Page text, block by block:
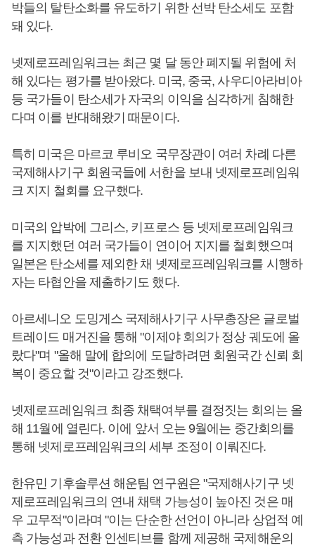
박들의 탈탄소화를 유도하기 위한 선박 탄소세도 포함
돼 있다.
넷제로프레임워크는 최근 몇 달 동안 폐지될 위험에 처
해 있다는 평가를 받아왔다. 미국, 중국, 사우디아라비아
등 국가들이 탄소세가 자국의 이익을 심각하게 침해한
다며 이를 반대해왔기 때문이다.
특히 미국은 마르코 루비오 국무장관이 여러 차례 다른
국제해사기구 회원국들에 서한을 보내 넷제로프레임워
크 지지 철회를 요구했다.
미국의 압박에 그리스, 키프로스 등 넷제로프레임워크
를 지지했던 여러 국가들이 연이어 지지를 철회했으며
일본은 탄소세를 제외한 채 넷제로프레임워크를 시행하
자는 타협안을 제출하기도 했다.
아르세니오 도밍게스 국제해사기구 사무총장은 글로벌
트레이드 매거진을 통해 "이제야 회의가 정상 궤도에 올
랐다"며 "올해 말에 합의에 도달하려면 회원국간 신뢰 회
복이 중요할 것"이라고 강조했다.
넷제로프레임워크 최종 채택여부를 결정짓는 회의는 올
해 11월에 열린다. 이에 앞서 오는 9월에는 중간회의를
통해 넷제로프레임워크의 세부 조정이 이뤄진다.
한유민 기후솔루션 해운팀 연구원은 "국제해사기구 넷
제로프레임워크의 연내 채택 가능성이 높아진 것은 매
우 고무적"이라며 "이는 단순한 선언이 아니라 상업적 예
측 가능성과 전환 인센티브를 함께 제공해 국제해운의